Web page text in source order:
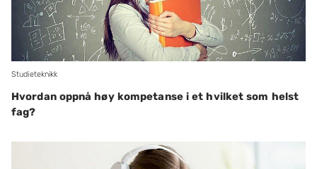
Studieteknikk
Hvordan oppnå høy kompetanse i et hvilket som helst
fag?